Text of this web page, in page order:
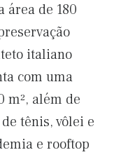
área de 180
italiano
com uma
m², além de
tênis, vôlei e
e rooftop